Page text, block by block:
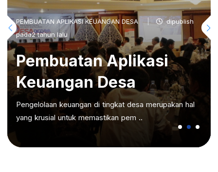
PEMBUATAN APLIKASI KEUANGAN DESA
dipublish
pada2 tahun lalu
Pembuatan Aplikasi
Keuangan Desa
Pengelolaan keuangan di tingkat desa merupakan hal
yang krusial untuk memastikan pem ..